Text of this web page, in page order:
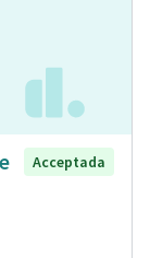
Acceptada